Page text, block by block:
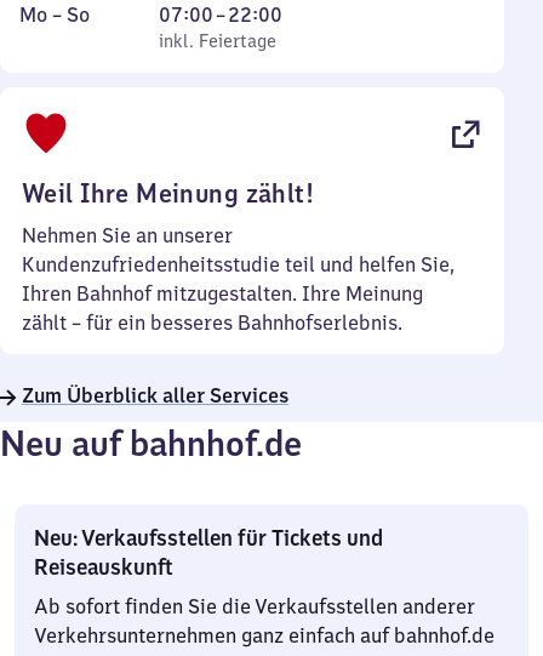
Montag
Mo – So,
inkl. Feiertage
07:00–22:00
Von
7
inkl. Feiertage
Weil Ihre Meinung zählt!
Nehmen Sie an unserer
Kundenzufriedenheitsstudie teil und helfen Sie,
Ihren Bahnhof mitzugestalten. Ihre Meinung
zählt – für ein besseres Bahnhofserlebnis.
Zum Überblick aller Services
Neu auf bahnhof.de
Neu: Verkaufsstellen für Tickets und
Reiseauskunft
Ab sofort finden Sie die Verkaufsstellen anderer
Verkehrsunternehmen ganz einfach auf bahnhof.de